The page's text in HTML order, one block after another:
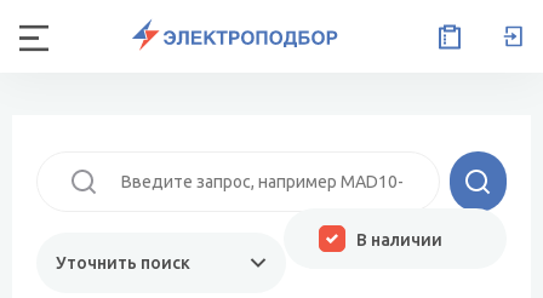
Уточнить поиск
В наличии